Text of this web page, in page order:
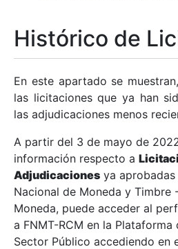
Mostrar/Ocultar
Mostrar/Ocultar
Mostrar/Ocultar
Histórico de
En este apartado se
las licitaciones que ya han
las adjudicaciones menos
A partir del 3 de mayo de
información respecto a
Adjudicaciones ya
Nacional de Moneda y Timbre
Moneda, puede acceder al
a FNMT-RCM en la
Sector Público accediendo en